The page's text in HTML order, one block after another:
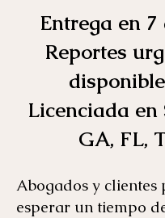
Entrega en
Reportes
Licenciada en
GA, FL,
Abogados y clientes
esperar un tiempo